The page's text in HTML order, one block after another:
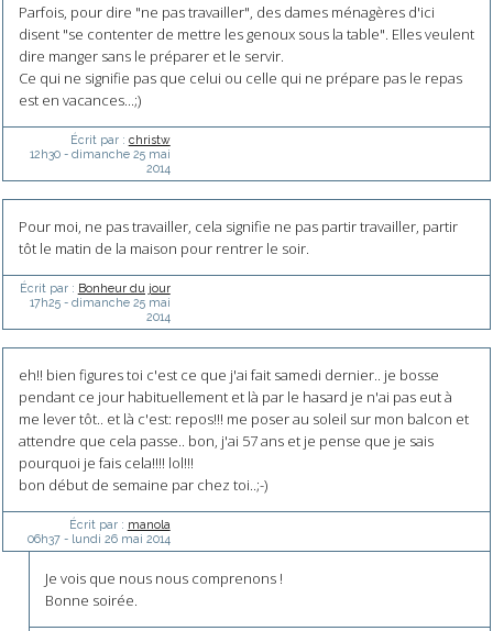
Parfois, pour dire "ne pas travailler", des dames ménagères d'ici
disent "se contenter de mettre les genoux sous la table". Elles veulent
dire manger sans le préparer et le servir.
Ce qui ne signifie pas que celui ou celle qui ne prépare pas le repas
est en vacances...;)
Écrit par : christw
12h30- dimanche 25 mai
2014
Pour moi, ne pas travailler, cela signifie ne pas partir travailler, partir
tôt le matin de la maison pour rentrer le soir.
Écrit par : Bonheur du jour
17h25- dimanche 25 mai
2014
eh!! bien figures toi c'est ce que j'ai fait samedi dernier.. je bosse
pendant ce jour habituellement et là par le hasard je n'ai pas eut à
me lever tôt.. et là c'est: repos!!! me poser au soleil sur mon balcon et
attendre que cela passe.. bon, j'ai 57 ans et je pense que je sais
pourquoi je fais cela!!!! lol!!!
bon début de semaine par chez toi..;-)
Écrit par : manola
06h37- lundi 26 mai 2014
Je vois que nous nous comprenons !
Bonne soirée.